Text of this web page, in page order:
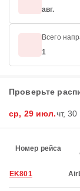
авг.
Всего
1
Проверьте
ср, 29 июл.чт,
Номер рейса
EK801